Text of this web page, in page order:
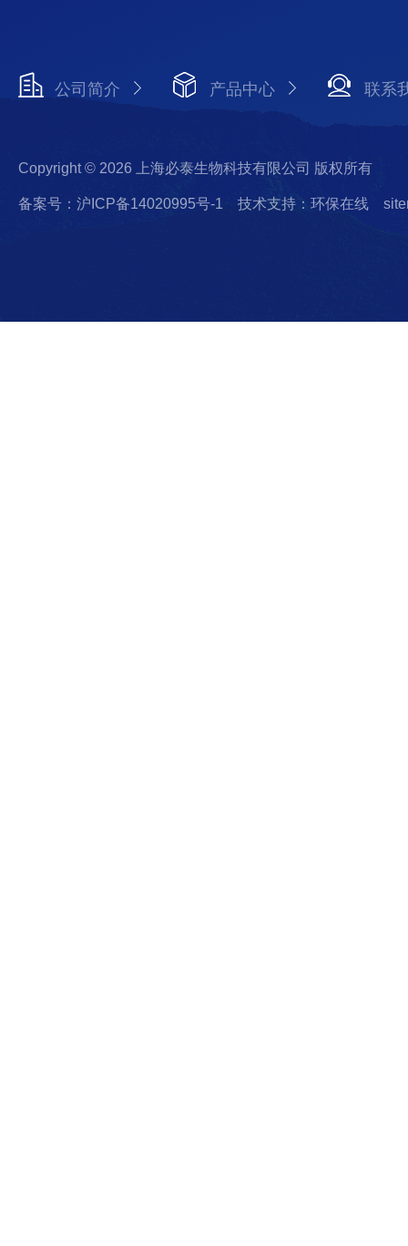
公司简介 产品中心 联系
Copyright © 2026 上海必泰生物科技有限公司 版权所有
备案号：沪ICP备14020995号-1 技术支持：环保在线